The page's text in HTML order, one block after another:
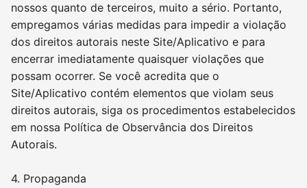
nossos quanto de terceiros, muito a sério. Portanto,
empregamos várias medidas para impedir a violação
dos direitos autorais neste Site/Aplicativo e para
encerrar imediatamente quaisquer violações que
possam ocorrer. Se você acredita que o
Site/Aplicativo contém elementos que violam seus
direitos autorais, siga os procedimentos estabelecidos
em nossa Política de Observância dos Direitos
Autorais.
4. Propaganda